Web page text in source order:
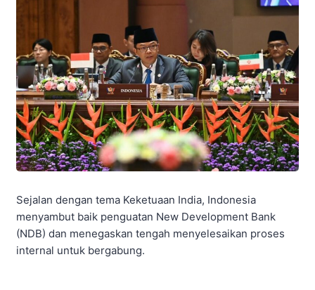
Sejalan dengan tema Keketuaan India, Indonesia
menyambut baik penguatan New Development Bank
(NDB) dan menegaskan tengah menyelesaikan proses
internal untuk bergabung.